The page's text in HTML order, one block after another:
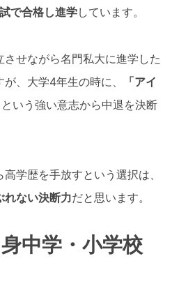
で合格し進学しています。
せながら名門私大に進学した
、大学4年生の時に、
「アイ
という強い意志から中退を決断
学歴を手放すという選択は、
れない決断力だと思います。
中学・小学校